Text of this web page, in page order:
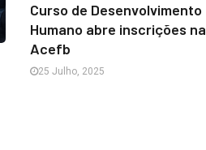
Curso de Desenvolvimento
Humano abre inscrições na
Acefb
25 Julho, 2025